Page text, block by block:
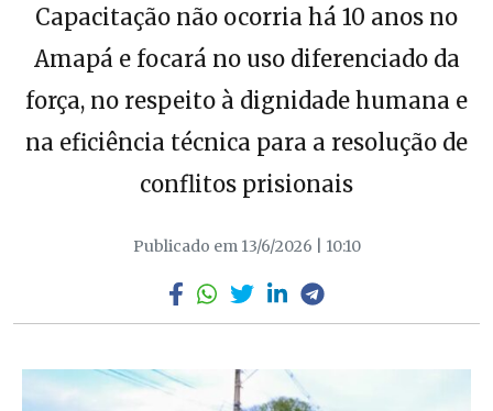
Capacitação não ocorria há 10 anos no
Amapá e focará no uso diferenciado da
força, no respeito à dignidade humana e
na eficiência técnica para a resolução de
conflitos prisionais
Publicado em 13/6/2026 | 10:10